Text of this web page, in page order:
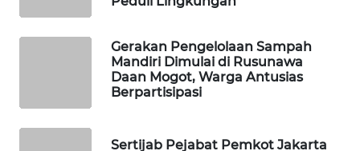
Gerakan Pengelolaan Sampah
Mandiri Dimulai di Rusunawa
Daan Mogot, Warga Antusias
Berpartisipasi
Sertijab Pejabat Pemkot Jakarta
KONSUMEN